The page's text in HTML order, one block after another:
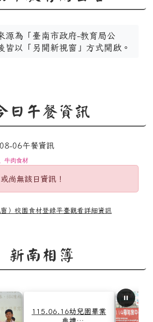
源為「臺南市政府-教育局公
皆以「另開新視窗」方式開啟。
日午餐資訊
06午餐資訊
牛肉食材
尚無該日資訊！
）校園食材登錄平臺觀看詳細資訊
新南相簿